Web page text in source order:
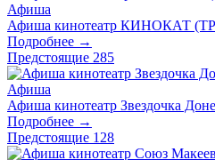
Афиша
Афиша кинотеатр КИНОКАТ
Подробнее →
Предстоящие 285
Афиша
Афиша кинотеатр Звездочка
Подробнее →
Предстоящие 128